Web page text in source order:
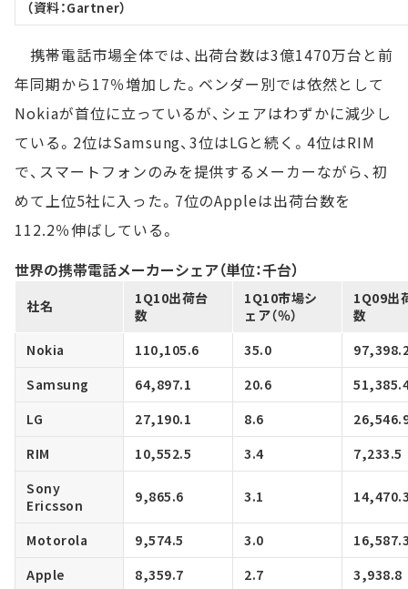
（資料：Gartner）
携帯電話市場全体では、出荷台数は3億1470万台と前
年同期から17％増加した。ベンダー別では依然として
Nokiaが首位に立っているが、シェアはわずかに減少し
ている。2位はSamsung、3位はLGと続く。4位はRIM
で、スマートフォンのみを提供するメーカーながら、初
めて上位5社に入った。7位のAppleは出荷台数を
112.2％伸ばしている。
世界の携帯電話メーカーシェア（単位：千台）
社名
1Q10出荷台
数
1Q10市場シ
ェア（％）
1Q09出
数
Nokia
110,105.6 35.0
Samsung
64,897.1 20.6
LG
27,190.1 8.6
RIM
10,552.5 3.4
7,233.5
Sony
Ericsson
9,865.6 3.1
Motorola 9,574.5 3.0
Apple
8,359.7 2.7 3,938.8